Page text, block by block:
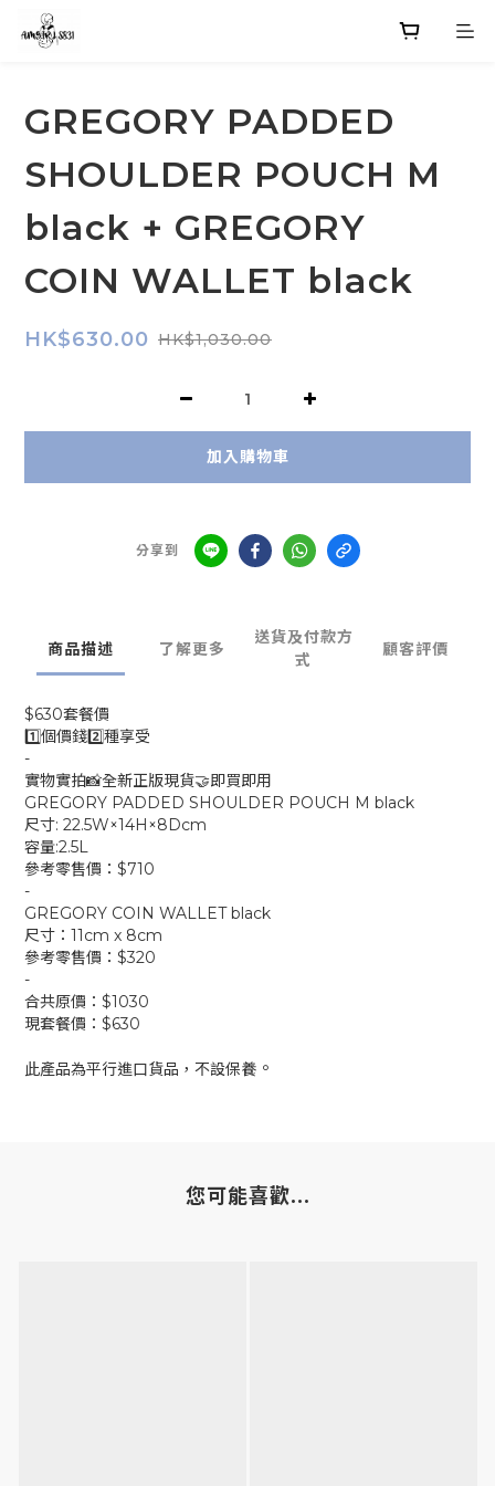
GREGORY PADDED
SHOULDER POUCH M
black + GREGORY
COIN WALLET black
HK$630.00 HK$1,030.00
加入購物車
分享到
商品描述 了解更多
送貨及付款方
式
顧客評價
$630套餐價
1️⃣個價錢2️⃣種享受
-
實物實拍📸全新正版現貨🤝即買即用
GREGORY PADDED SHOULDER POUCH M black
尺寸: 22.5W×14H×8Dcm
容量:2.5L
參考零售價：$710
-
GREGORY COIN WALLET black
尺寸：11cm x 8cm
參考零售價：$320
-
合共原價：$1030
現套餐價：$630
此產品為平行進口貨品，不設保養 。
您可能喜歡...